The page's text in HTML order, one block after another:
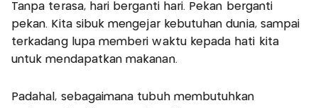
Tanpa terasa, hari berganti hari. Pekan berganti
pekan. Kita sibuk mengejar kebutuhan dunia, sampai
terkadang lupa memberi waktu kepada hati kita
untuk mendapatkan makanan.
Padahal, sebagaimana tubuh membutuhkan